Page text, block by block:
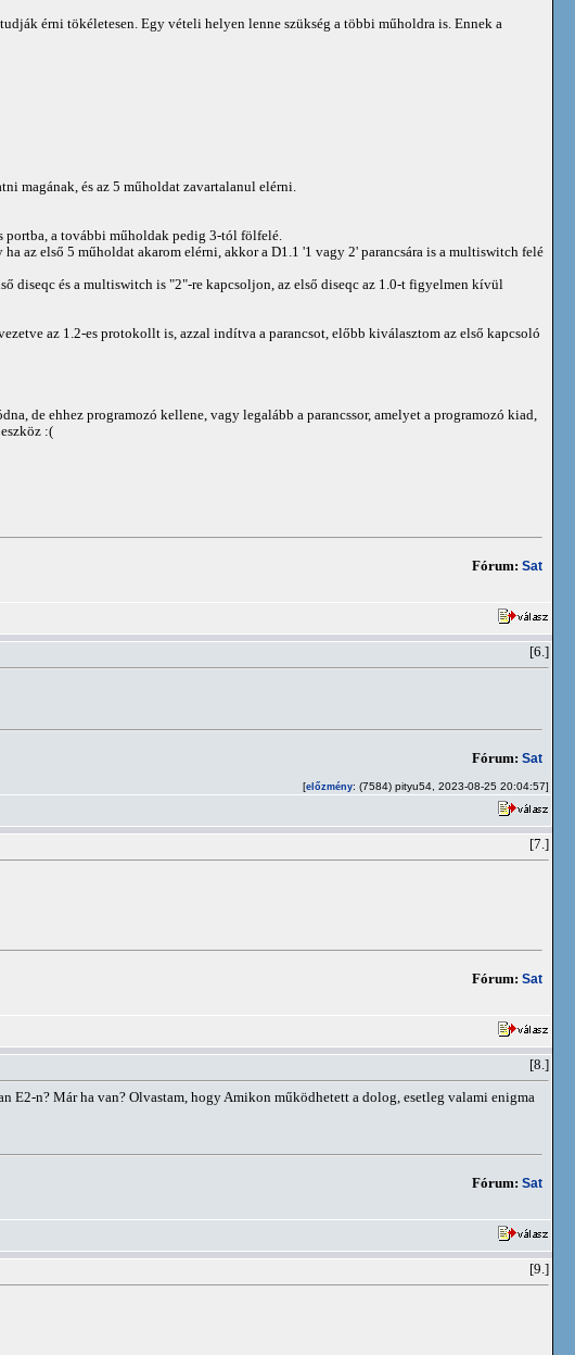
érni tökéletesen. Egy vételi helyen lenne szükség a többi műholdra is. Ennek a
magának, és az 5 műholdat zavartalanul elérni.
portba, a további műholdak pedig 3-tól fölfelé.
az első 5 műholdat akarom elérni, akkor a D1.1 '1 vagy 2' parancsára is a multiswitch felé
diseqc és a multiswitch is "2"-re kapcsoljon, az első diseqc az 1.0-t figyelmen kívül
az 1.2-es protokollt is, azzal indítva a parancsot, előbb kiválasztom az első kapcsoló
de ehhez programozó kellene, vagy legalább a parancssor, amelyet a programozó kiad,
:(
Fórum: Sat
[6.]
Fórum: Sat
[előzmény: (7584) pityu54, 2023-08-25 20:04:57]
[7.]
Fórum: Sat
[8.]
E2-n? Már ha van? Olvastam, hogy Amikon működhetett a dolog, esetleg valami enigma
Fórum: Sat
[9.]